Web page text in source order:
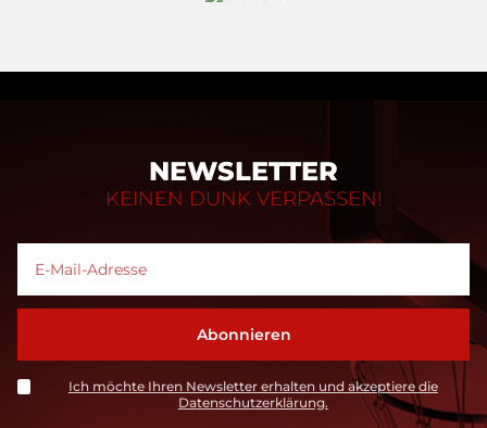
NEWSLETTER
KEINEN DUNK VERPASSEN!
Ich möchte Ihren Newsletter erhalten und akzeptiere die
Datenschutzerklärung.